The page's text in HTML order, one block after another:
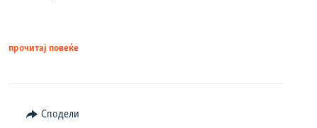
прочитај повеќе
Сподели